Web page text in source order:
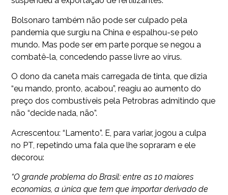
Bolsonaro também não pode ser culpado pela
pandemia que surgiu na China e espalhou-se pelo
mundo. Mas pode ser em parte porque se negou a
combatê-la, concedendo passe livre ao vírus.
O dono da caneta mais carregada de tinta, que dizia
“eu mando, pronto, acabou”, reagiu ao aumento do
preço dos combustíveis pela Petrobras admitindo que
não “decide nada, não”.
Acrescentou: “Lamento”. E, para variar, jogou a culpa
no PT, repetindo uma fala que lhe sopraram e ele
decorou:
“O grande problema do Brasil: entre as 10 maiores
economias, a única que tem que importar derivado de